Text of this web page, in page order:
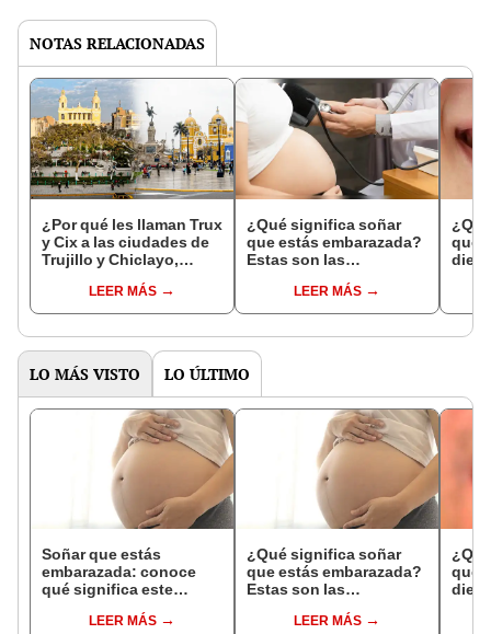
NOTAS RELACIONADAS
¿Por qué les llaman Trux
y Cix a las ciudades de
Trujillo y Chiclayo,
LEER MÁS
¿Qué significa soñar
que estás embarazada?
Estas son las
comunesLEER MÁS
que
LO MÁS VISTO LO ÚLTIMO
Soñar que estás
embarazada: conoce
qué significa este
LEER MÁS
¿Qué significa soñar
que estás embarazada?
Estas son las
comunesLEER MÁS
que